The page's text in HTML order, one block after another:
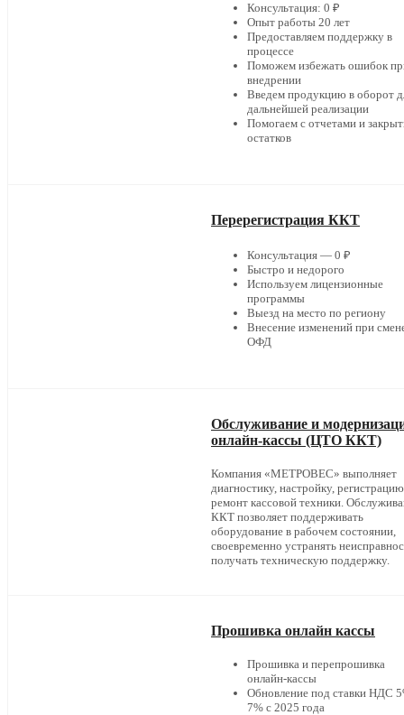
Консультация: 0 ₽
Опыт работы 20 лет
Предоставляем поддержку в
процессе
Поможем избежать ошибок
внедрении
Введем продукцию в оборот
дальнейшей реализации
Помогаем с отчетами и
остатков
Перерегистрация ККТ
Консультация — 0 ₽
Быстро и недорого
Используем лицензионные
программы
Выезд на место по региону
Внесение изменений при
ОФД
Обслуживание и
онлайн-кассы (ЦТО ККТ)
Компания «МЕТРОВЕС» выполняет
диагностику, настройку,
ремонт кассовой техники.
ККТ позволяет поддерживать
оборудование в рабочем состоянии,
своевременно устранять
получать техническую поддержку.
Прошивка онлайн кассы
Прошивка и перепрошивка
онлайн-кассы
Обновление под ставки НДС
7% с 2025 года